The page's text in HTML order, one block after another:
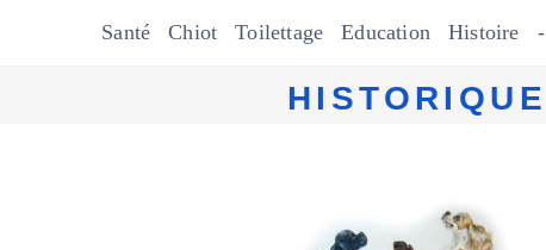
Santé Chiot Toilettage Education Histoire -
HISTORIQUE